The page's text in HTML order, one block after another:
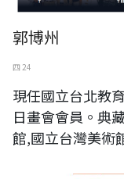
郭博州
四 24
現任國立台北教
日畫會會員。典
館,國立台灣美術